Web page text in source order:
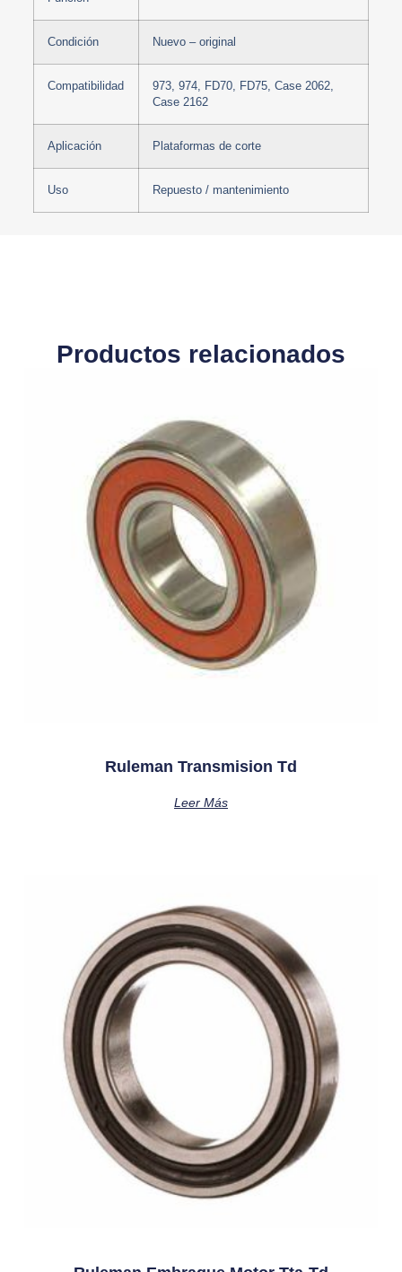
Condición Nuevo – original
Compatibilidad
973, 974, FD70, FD75, Case 2062,
Case 2162
Aplicación Plataformas de corte
Uso Repuesto / mantenimiento
Productos relacionados
Ruleman Transmision Td
Leer Más